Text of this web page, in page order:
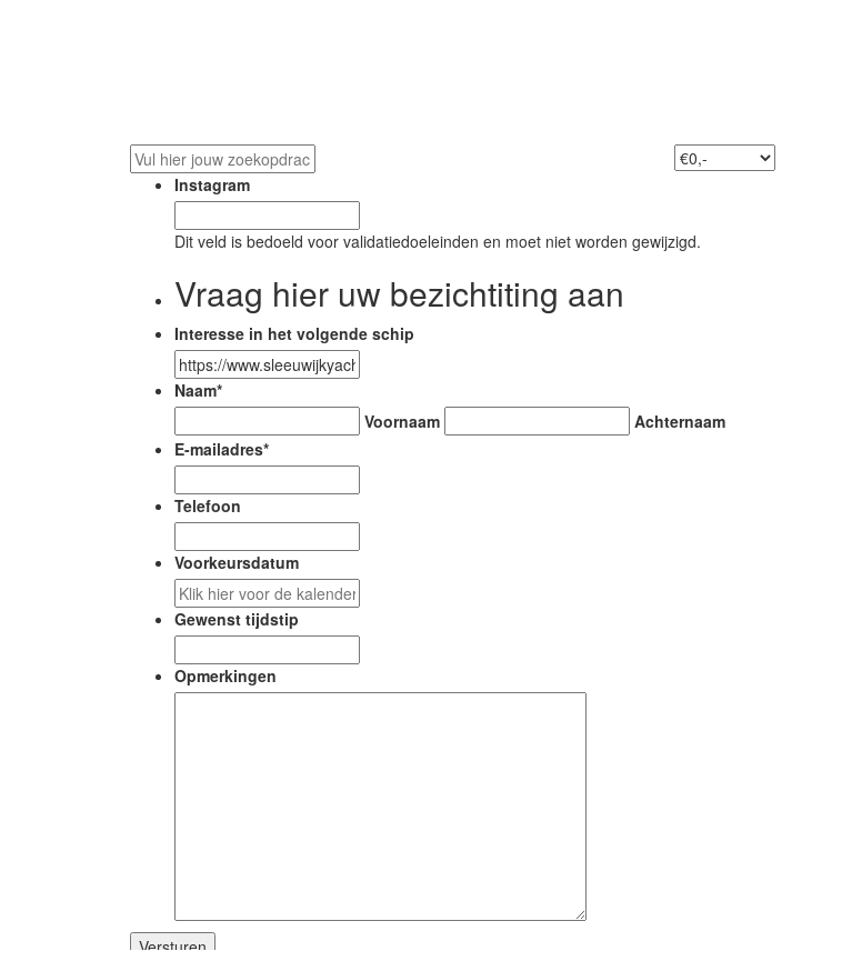
Instagram
Dit veld is bedoeld voor validatiedoeleinden en moet niet worden gewijzigd.
Vraag hier uw bezichtiting aan
Interesse in het volgende schip
Naam*
Voornaam
Achternaam
E-mailadres*
Telefoon
Voorkeursdatum
slash
MM
Gewenst tijdstip
Opmerkingen